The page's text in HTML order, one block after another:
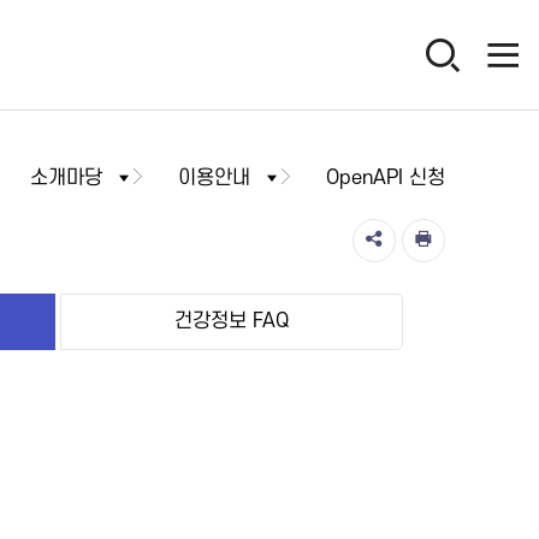
소개마당 이용안내 OpenAPI 신청
건강정보 FAQ